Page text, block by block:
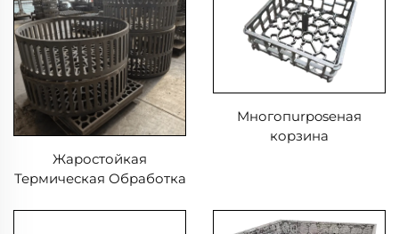
Жаростойкие
Материалы
Жаростойкая
Термическая Обработка
Многопurposeная
корзина